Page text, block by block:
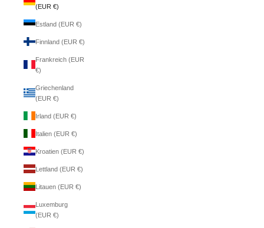
(EUR €)
Estland (EUR €)
Finnland (EUR €)
Frankreich (EUR
€)
Griechenland
(EUR €)
Irland (EUR €)
Italien (EUR €)
Kroatien (EUR €)
Lettland (EUR €)
Litauen (EUR €)
Luxemburg
(EUR €)